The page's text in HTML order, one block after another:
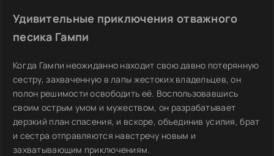
Удивительные приключения отважного
песика Гампи
Когда Гампи неожиданно находит свою давно потерянную
сестру, захваченную в лапы жестоких владельцев, он
полон решимости освободить её. Воспользовавшись
своим острым умом и мужеством, он разрабатывает
дерзкий план спасения, и вскоре, объединив усилия, брат
и сестра отправляются навстречу новым и
захватывающим приключениям.